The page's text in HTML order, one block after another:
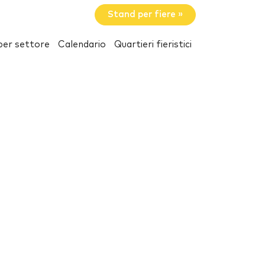
Stand per fiere »
settore Calendario Quartieri fieristici